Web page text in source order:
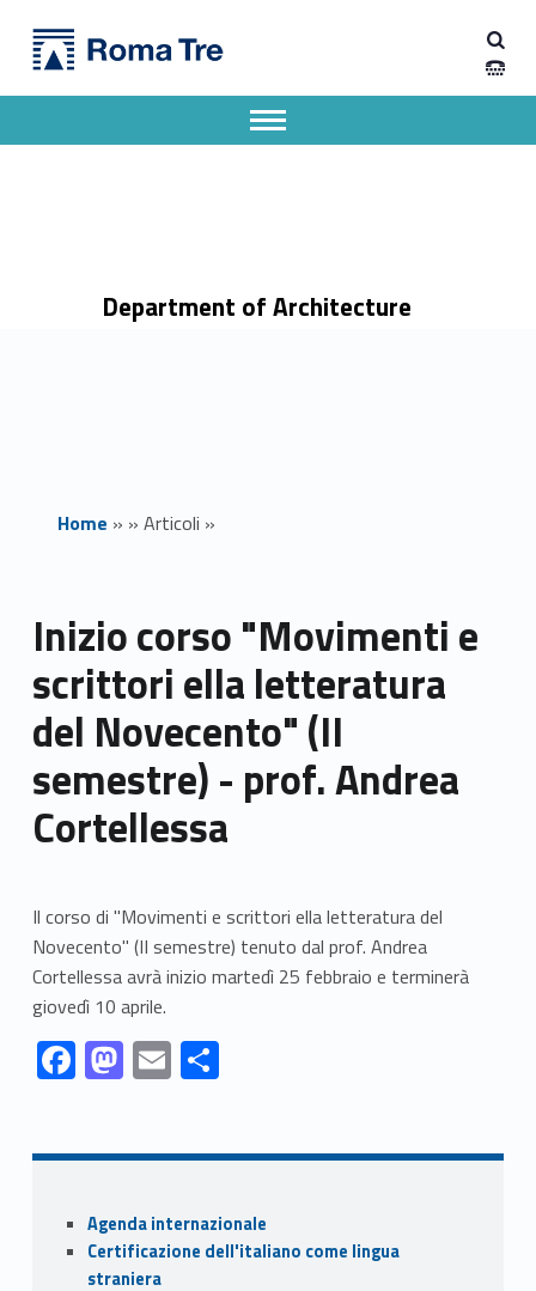
Inizio corso "Movimenti e scrittori ella letteratura del Novecento" (II semestre) - prof. Andrea Cortellessa - Dipartimento di Architettura
Department of Architecture
Apri il menu secondario
Header info sidebar
Home » » Articoli »
Inizio corso "Movimenti e
scrittori ella letteratura
del Novecento" (II
semestre) - prof. Andrea
Cortellessa
Il corso di "Movimenti e scrittori ella letteratura del
Novecento" (II semestre) tenuto dal prof. Andrea
Cortellessa avrà inizio martedì 25 febbraio e terminerà
giovedì 10 aprile.
Link identifier #identifier__12621-1
F
ac
b
o
o
Link identifier #identifier__88987-2 M
as
d
o
n
Link identifier #identifier__115-3 E
m
l
Link identifier #identifier__173400-4 S
e
Sidebar
Agenda internazionale
Certificazione dell'italiano come lingua
straniera